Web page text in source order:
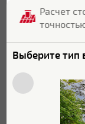
Длина
Высота
Расчет
Выберите